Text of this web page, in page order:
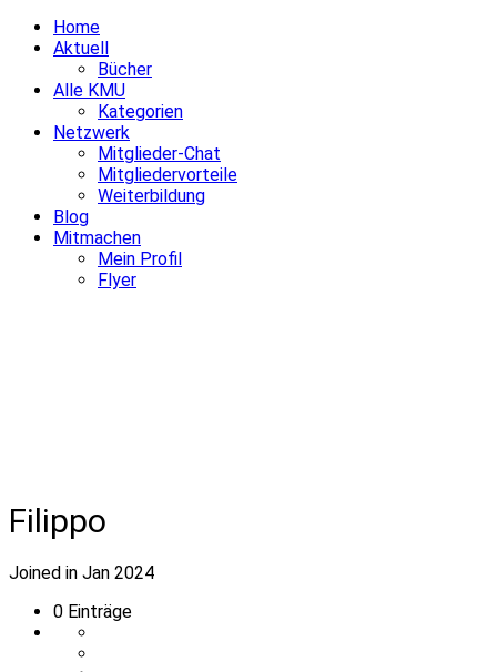
Home
Aktuell
Bücher
Alle KMU
Kategorien
Netzwerk
Mitglieder-Chat
Mitgliedervorteile
Weiterbildung
Blog
Mitmachen
Mein Profil
Flyer
Filippo
Joined in Jan 2024
0 Einträge